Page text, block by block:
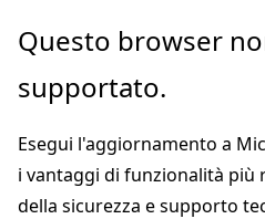
Ignora
passa
contenuto
principale
Questo browser
supportato.
Esegui l'aggiornamento a
i vantaggi di funzionalità più
della sicurezza e supporto